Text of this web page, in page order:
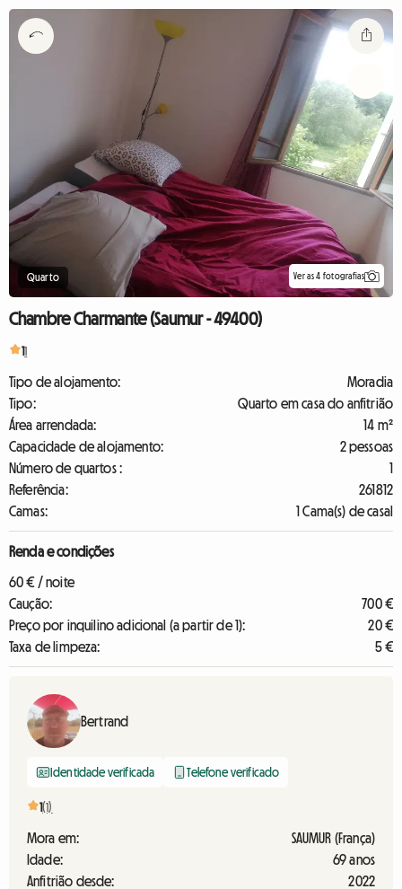
Quarto Ver as 4 fotografias
Chambre Charmante (Saumur - 49400)
11
Tipo de alojamento:
Moradia
Tipo:
Quarto em casa do anfitrião
Área arrendada:
14 m²
Capacidade de alojamento:
2 pessoas
Número de quartos :
1
Referência:
261812
Camas:
1 Cama(s) de casal
Renda e condições
60 € / noite
Caução:
700 €
Preço por inquilino adicional (a partir de 1):
20 €
Taxa de limpeza:
5 €
Bertrand
Identidade verificada Telefone verificado
1(1)
Mora em:
SAUMUR (França)
Idade:
69 anos
Anfitrião desde:
2022